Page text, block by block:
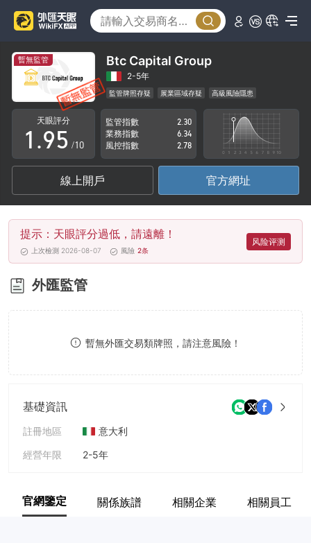
暫無監管 Btc Capital Group
2-5年
監管牌照存疑 展業區域存疑 高級風險隱患
天眼評分
0
1
2
3
4
5
6
7
.
5
6
7
8
9
1
2
3
4
5
6
7
8
9
/10
監管指數
2.30
業務指數
6.34
風控指數
2.78
線上開戶 官方網址
提示：天眼評分過低，請遠離！
上次檢測 2026-08-07 風險 2条
风险评测
外匯監管
暫無外匯交易類牌照，請注意風險！
基礎資訊
註冊地區
意大利
經營年限
2-5年
官網鑒定 關係族譜 相關企業 相關員工